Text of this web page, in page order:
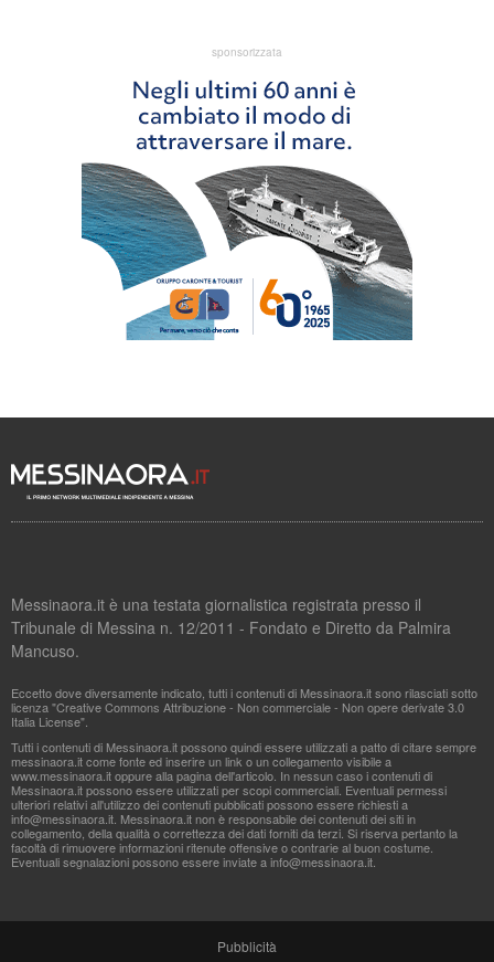
sponsorizzata
Messinaora.it è una testata giornalistica registrata presso il
Tribunale di Messina n. 12/2011 - Fondato e Diretto da Palmira
Mancuso.
Eccetto dove diversamente indicato, tutti i contenuti di Messinaora.it sono rilasciati sotto
licenza "Creative Commons Attribuzione - Non commerciale - Non opere derivate 3.0
Italia License".
Tutti i contenuti di Messinaora.it possono quindi essere utilizzati a patto di citare sempre
messinaora.it come fonte ed inserire un link o un collegamento visibile a
www.messinaora.it oppure alla pagina dell'articolo. In nessun caso i contenuti di
Messinaora.it possono essere utilizzati per scopi commerciali. Eventuali permessi
ulteriori relativi all'utilizzo dei contenuti pubblicati possono essere richiesti a
info@messinaora.it . Messinaora.it non è responsabile dei contenuti dei siti in
collegamento, della qualità o correttezza dei dati forniti da terzi. Si riserva pertanto la
facoltà di rimuovere informazioni ritenute offensive o contrarie al buon costume.
Eventuali segnalazioni possono essere inviate ainfo@messinaora.it
Pubblicità